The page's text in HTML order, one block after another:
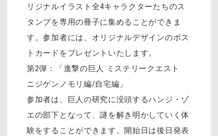
リジナルイラスト全4キャラクターたちのス
タンプを専用の冊子に集めることができま
す。参加者には、オリジナルデザインのポス
トカードをプレゼントいたします。
第2弾：「進撃の巨人 ミステリークエスト
ニジゲンノモリ編/自宅編」
参加者は、巨人の研究に没頭するハンジ・ゾ
エの部下となって、謎を解き明かしていく体
験をすることができます。開始日は後日発表